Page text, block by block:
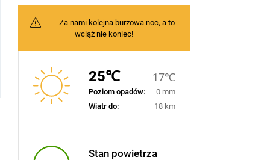
Za nami kolejna burzowa noc, a to
wciąż nie koniec!
25℃ 17℃
Poziom opadów:
0 mm
Wiatr do:
18 km
Stan powietrza